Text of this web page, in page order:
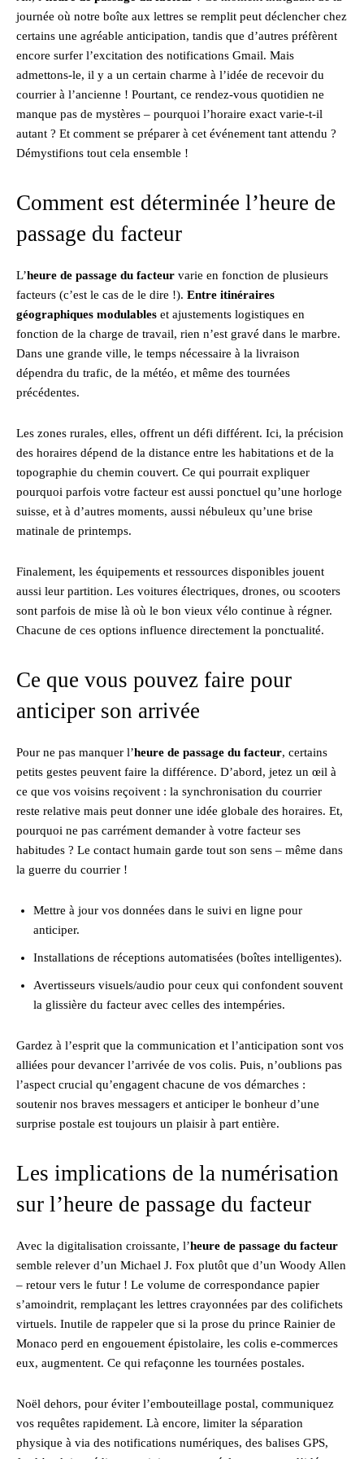
journée où notre boîte aux lettres se remplit peut déclencher chez
certains une agréable anticipation, tandis que d’autres préfèrent
encore surfer l’excitation des notifications Gmail. Mais
admettons-le, il y a un certain charme à l’idée de recevoir du
courrier à l’ancienne ! Pourtant, ce rendez-vous quotidien ne
manque pas de mystères – pourquoi l’horaire exact varie-t-il
autant ? Et comment se préparer à cet événement tant attendu ?
Démystifions tout cela ensemble !
Comment est déterminée l’heure de
passage du facteur
L’heure de passage du facteur varie en fonction de plusieurs
facteurs (c’est le cas de le dire !). Entre itinéraires
géographiques modulables et ajustements logistiques en
fonction de la charge de travail, rien n’est gravé dans le marbre.
Dans une grande ville, le temps nécessaire à la livraison
dépendra du trafic, de la météo, et même des tournées
précédentes.
Les zones rurales, elles, offrent un défi différent. Ici, la précision
des horaires dépend de la distance entre les habitations et de la
topographie du chemin couvert. Ce qui pourrait expliquer
pourquoi parfois votre facteur est aussi ponctuel qu’une horloge
suisse, et à d’autres moments, aussi nébuleux qu’une brise
matinale de printemps.
Finalement, les équipements et ressources disponibles jouent
aussi leur partition. Les voitures électriques, drones, ou scooters
sont parfois de mise là où le bon vieux vélo continue à régner.
Chacune de ces options influence directement la ponctualité.
Ce que vous pouvez faire pour
anticiper son arrivée
Pour ne pas manquer l’heure de passage du facteur, certains
petits gestes peuvent faire la différence. D’abord, jetez un œil à
ce que vos voisins reçoivent : la synchronisation du courrier
reste relative mais peut donner une idée globale des horaires. Et,
pourquoi ne pas carrément demander à votre facteur ses
habitudes ? Le contact humain garde tout son sens – même dans
la guerre du courrier !
Mettre à jour vos données dans le suivi en ligne pour
anticiper.
Installations de réceptions automatisées (boîtes intelligentes).
Avertisseurs visuels/audio pour ceux qui confondent souvent
la glissière du facteur avec celles des intempéries.
Gardez à l’esprit que la communication et l’anticipation sont vos
alliées pour devancer l’arrivée de vos colis. Puis, n’oublions pas
l’aspect crucial qu’engagent chacune de vos démarches :
soutenir nos braves messagers et anticiper le bonheur d’une
surprise postale est toujours un plaisir à part entière.
Les implications de la numérisation
sur l’heure de passage du facteur
Avec la digitalisation croissante, l’heure de passage du facteur
semble relever d’un Michael J. Fox plutôt que d’un Woody Allen
– retour vers le futur ! Le volume de correspondance papier
s’amoindrit, remplaçant les lettres crayonnées par des colifichets
virtuels. Inutile de rappeler que si la prose du prince Rainier de
Monaco perd en engouement épistolaire, les colis e-commerces
eux, augmentent. Ce qui refaçonne les tournées postales.
Noël dehors, pour éviter l’embouteillage postal, communiquez
vos requêtes rapidement. Là encore, limiter la séparation
physique à via des notifications numériques, des balises GPS,